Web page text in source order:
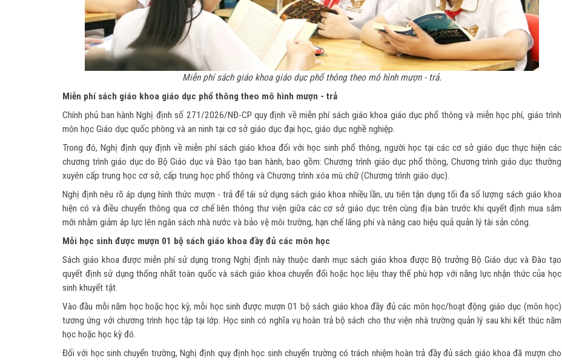
Miễn phí sách giáo khoa giáo dục phổ thông theo mô hình mượn - trả.
Miễn phí sách giáo khoa giáo dục phổ thông theo mô hình mượn - trả
Chính phủ ban hành Nghị định số 271/2026/NĐ-CP quy định về miễn phí sách giáo khoa giáo dục phổ thông và miễn học phí, giáo trình
môn học Giáo dục quốc phòng và an ninh tại cơ sở giáo dục đại học, giáo dục nghề nghiệp.
Trong đó, Nghị định quy định về miễn phí sách giáo khoa đối với học sinh phổ thông, người học tại các cơ sở giáo dục thực hiện các
chương trình giáo dục do Bộ Giáo dục và Đào tạo ban hành, bao gồm: Chương trình giáo dục phổ thông, Chương trình giáo dục thường
xuyên cấp trung học cơ sở, cấp trung học phổ thông và Chương trình xóa mù chữ (Chương trình giáo dục).
Nghị định nêu rõ áp dụng hình thức mượn - trả để tái sử dụng sách giáo khoa nhiều lần, ưu tiên tận dụng tối đa số lượng sách giáo khoa
hiện có và điều chuyển thông qua cơ chế liên thông thư viện giữa các cơ sở giáo dục trên cùng địa bàn trước khi quyết định mua sắm
mới nhằm giảm áp lực lên ngân sách nhà nước và bảo vệ môi trường, hạn chế lãng phí và nâng cao hiệu quả quản lý tài sản công.
Mỗi học sinh được mượn 01 bộ sách giáo khoa đầy đủ các môn học
Sách giáo khoa được miễn phí sử dụng trong Nghị định này thuộc danh mục sách giáo khoa được Bộ trưởng Bộ Giáo dục và Đào tạo
quyết định sử dụng thống nhất toàn quốc và sách giáo khoa chuyển đổi hoặc học liệu thay thế phù hợp với năng lực nhận thức của học
sinh khuyết tật.
Vào đầu mỗi năm học hoặc học kỳ, mỗi học sinh được mượn 01 bộ sách giáo khoa đầy đủ các môn học/hoạt động giáo dục (môn học)
tương ứng với chương trình học tập tại lớp. Học sinh có nghĩa vụ hoàn trả bộ sách cho thư viện nhà trường quản lý sau khi kết thúc năm
học hoặc học kỳ đó.
Đối với học sinh chuyển trường, Nghị định quy định học sinh chuyển trường có trách nhiệm hoàn trả đầy đủ sách giáo khoa đã mượn cho